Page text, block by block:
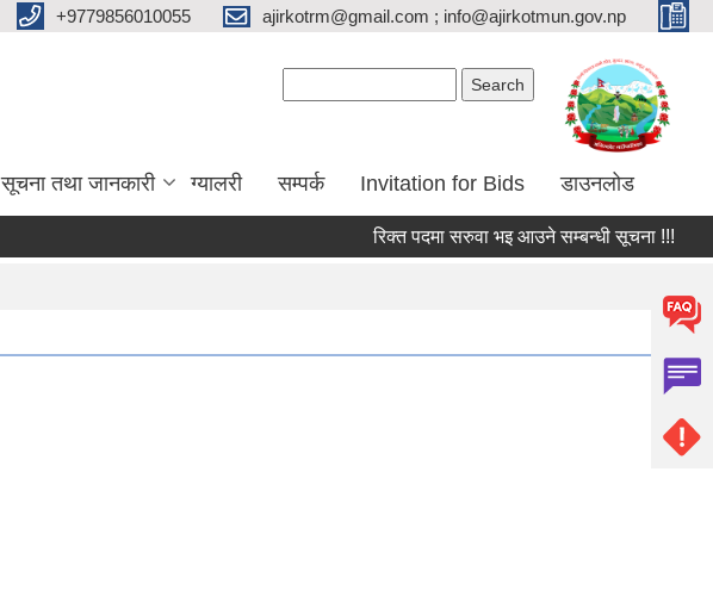
+9779856010055 ajirkotrm@gmail.com ; info@ajirkotmun.gov.np
सूचना तथा जानकारी ग्यालरी सम्पर्क Invitation for Bids डाउनलोड
रिक्त पदमा सरुवा भइ आउने सम्बन्धी सूचना !!!